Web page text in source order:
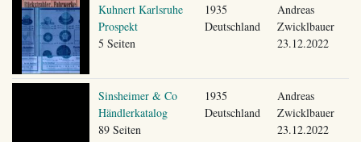
Kuhnert Karlsruhe
Prospekt
5 Seiten
1935
Deutschland
Andreas
Zwicklbauer
23.12.2022
Sinsheimer & Co
Händlerkatalog
89 Seiten
1935
Deutschland
Andreas
Zwicklbauer
23.12.2022